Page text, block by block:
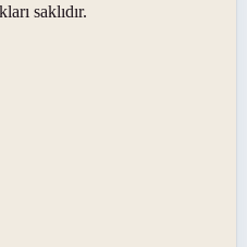
saklıdır.